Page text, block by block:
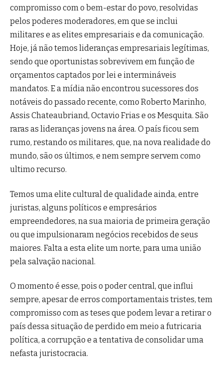
compromisso com o bem-estar do povo, resolvidas
pelos poderes moderadores, em que se inclui
militares e as elites empresariais e da comunicação.
Hoje, já não temos lideranças empresariais legítimas,
sendo que oportunistas sobrevivem em função de
orçamentos captados por lei e intermináveis
mandatos. E a mídia não encontrou sucessores dos
notáveis do passado recente, como Roberto Marinho,
Assis Chateaubriand, Octavio Frias e os Mesquita. São
raras as lideranças jovens na área. O país ficou sem
rumo, restando os militares, que, na nova realidade do
mundo, são os últimos, e nem sempre servem como
ultimo recurso.
Temos uma elite cultural de qualidade ainda, entre
juristas, alguns políticos e empresários
empreendedores, na sua maioria de primeira geração
ou que impulsionaram negócios recebidos de seus
maiores. Falta a esta elite um norte, para uma união
pela salvação nacional.
O momento é esse, pois o poder central, que influi
sempre, apesar de erros comportamentais tristes, tem
compromisso com as teses que podem levar a retirar o
país dessa situação de perdido em meio a futricaria
política, a corrupção e a tentativa de consolidar uma
nefasta juristocracia.